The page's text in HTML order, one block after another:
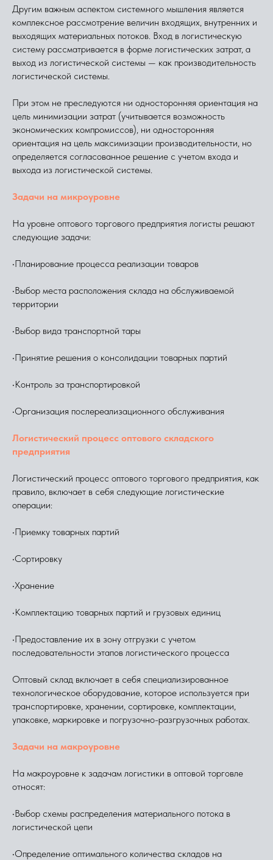
Другим важным аспектом системного мышления является
комплексное рассмотрение величин входящих, внутренних и
выходящих материальных потоков. Вход в логистическую
систему рассматривается в форме логистических затрат, а
выход из логистической системы — как производительность
логистической системы.
При этом не преследуются ни односторонняя ориентация на
цель минимизации затрат (учитывается возможность
экономических компромиссов), ни односторонняя
ориентация на цель максимизации производительности, но
определяется согласованное решение с учетом входа и
выхода из логистической системы.
Задачи на микроуровне
На уровне оптового торгового предприятия логисты решают
следующие задачи:
•Планирование процесса реализации товаров
•Выбор места расположения склада на обслуживаемой
территории
•Выбор вида транспортной тары
•Принятие решения о консолидации товарных партий
•Контроль за транспортировкой
•Организация послереализационного обслуживания
Логистический процесс оптового складского
предприятия
Логистический процесс оптового торгового предприятия, как
правило, включает в себя следующие логистические
операции:
•Приемку товарных партий
•Сортировку
•Хранение
•Комплектацию товарных партий и грузовых единиц
•Предоставление их в зону отгрузки с учетом
последовательности этапов логистического процесса
Оптовый склад включает в себя специализированное
технологическое оборудование, которое используется при
транспортировке, хранении, сортировке, комплектации,
упаковке, маркировке и погрузочно-разгрузочных работах.
Задачи на макроуровне
На макроуровне к задачам логистики в оптовой торговле
относят:
•Выбор схемы распределения материального потока в
логистической цепи
•Определение оптимального количества складов на